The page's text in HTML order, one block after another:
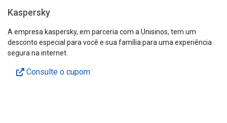
Kaspersky
A empresa kaspersky, em parceria com a Unisinos, tem um
desconto especial para você e sua família para uma experiência
segura na internet.
Consulte o cupom